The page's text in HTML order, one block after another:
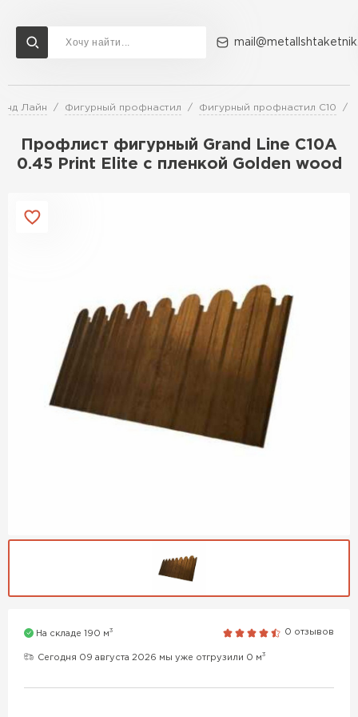
Лайн Фигурный профнастил Фигурный профнастил C10
Профлист фигурный Grand Line C10A
0.45 Print Elite с пленкой Golden wood
На складе 190 м3 0 отзывов
Сегодня 09 августа 2026 мы уже отгрузили 0 м3
Доставка и оплата Акции О компании Контакты
Перейти в каталог